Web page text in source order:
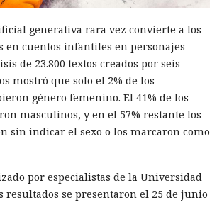
generativa rara vez convierte a los
en cuentos infantiles en personajes
de 23.800 textos creados por seis
mostró que solo el 2% de los
género femenino. El 41% de los
masculinos, y en el 57% restante los
sin indicar el sexo o los marcaron como
por especialistas de la Universidad
resultados se presentaron el 25 de junio